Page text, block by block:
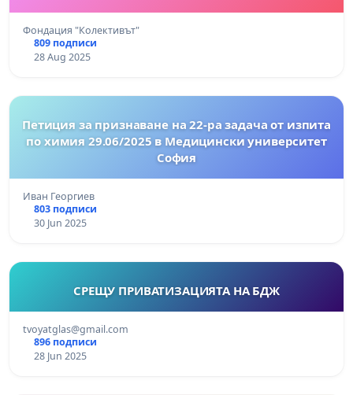
Фондация "Колективът"
809 подписи
28 Aug 2025
Петиция за признаване на 22-ра задача от изпита
по химия 29.06/2025 в Медицински университет
София
Иван Георгиев
803 подписи
30 Jun 2025
СРЕЩУ ПРИВАТИЗАЦИЯТА НА БДЖ
tvoyatglas@gmail.com
896 подписи
28 Jun 2025